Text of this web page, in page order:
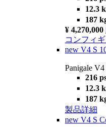
12.3
187
¥ 4,270,000
コンフィ
new V4 S
Panigale V4
216
12.3
187
製品詳細
new V4 S